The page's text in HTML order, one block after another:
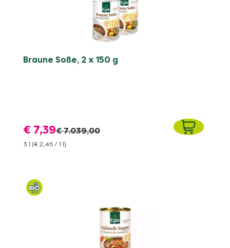
Braune Soße, 2 x 150 g
€ 7,39€ 7.039,00
3 l (€ 2,46 / 1 l)